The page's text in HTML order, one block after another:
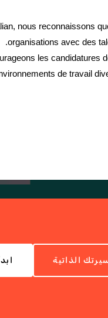
nous reconnaissons
organisations avec des
les candidatures
de travail
الذاتية